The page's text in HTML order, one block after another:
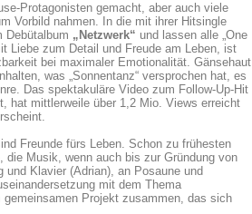
Protagonisten gemacht, aber auch viele
Vorbild nahmen. In die mit ihrer Hitsingle
Debütalbum „Netzwerk“ und lassen alle „One
Liebe zum Detail und Freude am Leben, ist
bei maximaler Emotionalität. Gänsehaut
was „Sonnentanz“ versprochen hat, es
Das spektakuläre Video zum Follow-Up-Hit
hat mittlerweile über 1,2 Mio. Views erreicht
Freunde fürs Leben. Schon zu frühesten
Musik, wenn auch bis zur Gründung von
Klavier (Adrian), an Posaune und
mit dem Thema
Projekt zusammen, das sich